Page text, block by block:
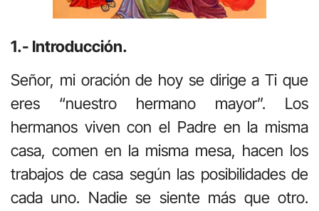
1.- Introducción.
Señor, mi oración de hoy se dirige a Ti que
eres “nuestro hermano mayor”. Los
hermanos viven con el Padre en la misma
casa, comen en la misma mesa, hacen los
trabajos de casa según las posibilidades de
cada uno. Nadie se siente más que otro.